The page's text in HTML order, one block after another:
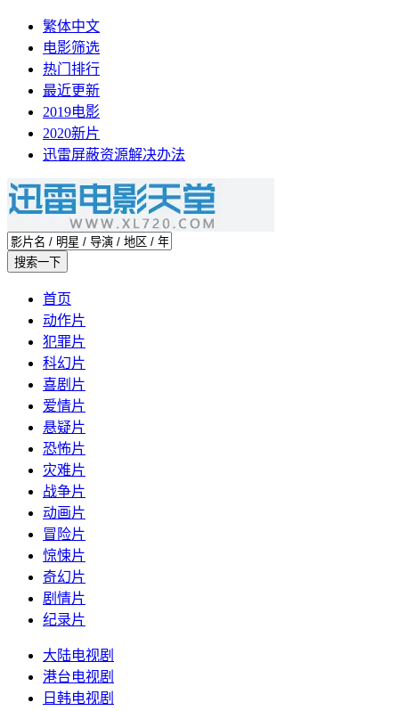
繁体中文
电影筛选
热门排行
最近更新
2019电影
2020新片
迅雷屏蔽资源解决办法
首页
动作片
犯罪片
科幻片
喜剧片
爱情片
悬疑片
恐怖片
灾难片
战争片
动画片
冒险片
惊悚片
奇幻片
剧情片
纪录片
大陆电视剧
港台电视剧
日韩电视剧